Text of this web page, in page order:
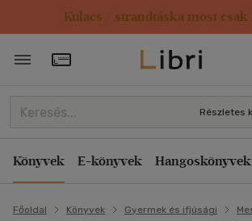
Kulacs / strandtáska most csak
Törzsvásárlói Kártya adatai
Részletes
Könyvek E-könyvek Hangoskönyvek
Főoldal Könyvek Gyermek és ifjúsági